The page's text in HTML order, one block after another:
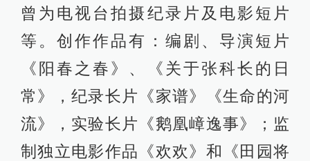
曾为电视台拍摄纪录片及电影短片
等。创作作品有：编剧、导演短片
《阳春之春》、《关于张科长的日
常》，纪录长片《家谱》《生命的河
流》，实验长片《鹅凰嶂逸事》；监
制独立电影作品《欢欢》和《田园将